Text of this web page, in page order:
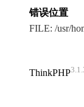
错误位置
FILE: /usr/
ThinkPHP